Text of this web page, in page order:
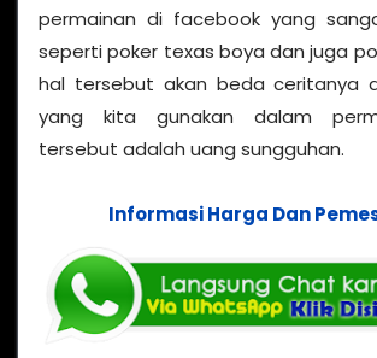
permainan di facebook yang
seperti poker texas boya dan juga
hal tersebut akan beda ceritanya
yang kita gunakan dalam
tersebut adalah uang sungguhan.
Informasi Harga Dan